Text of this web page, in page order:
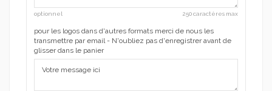
optionnel 250 caractères max
pour les logos dans d'autres formats merci de nous les
transmettre par email - N'oubliez pas d'enregistrer avant de
glisser dans le panier